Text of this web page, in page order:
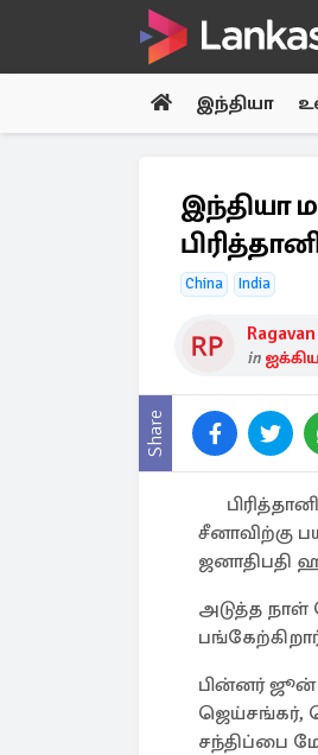
இந்தியா
இந்தியா
China India
Ragavan
in
Share
சீனாவிற்கு
ஜனாதிபதி
அடுத்த நாள்
பின்னர் ஜூன்
ஜெய்சங்கர்,
சந்திப்பை